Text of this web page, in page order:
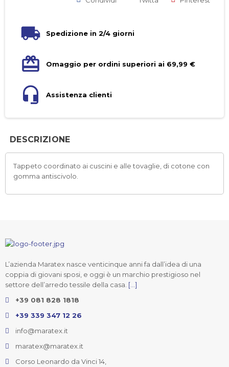
Spedizione in 2/4 giorni
Omaggio per ordini superiori ai 69,99 €
Assistenza clienti
DESCRIZIONE
Tappeto coordinato ai cuscini e alle tovaglie, di cotone con
gomma antiscivolo.
L’azienda Maratex nasce venticinque anni fa dall’idea di una
coppia di giovani sposi, e oggi è un marchio prestigioso nel
settore dell’arredo tessile della casa. [...]
+39 081 828 1818
+39 339 347 12 26
info@maratex.it
maratex@maratex.it
Corso Leonardo da Vinci 14,